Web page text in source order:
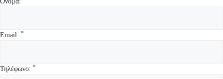
Email: *
Τηλέφωνο: *